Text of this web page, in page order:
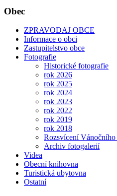
Obec
ZPRAVODAJ OBCE
Informace o obci
Zastupitelstvo obce
Fotografie
Historické fotografie
rok 2026
rok 2025
rok 2024
rok 2023
rok 2022
rok 2019
rok 2018
Rozsvícení Vánočního
Archiv fotogalerií
Videa
Obecní knihovna
Turistická ubytovna
Ostatní